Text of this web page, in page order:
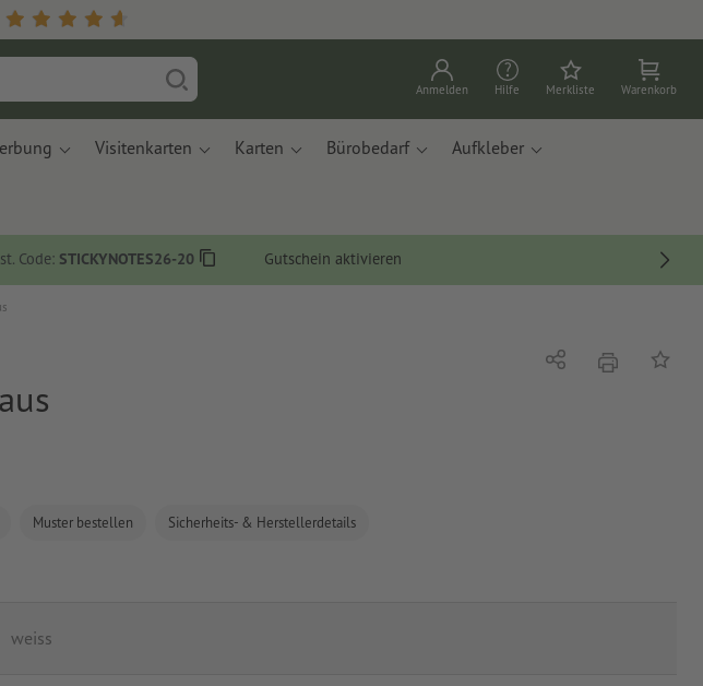
Anmelden Hilfe Merkliste Warenkorb
Visitenkarten Karten Bürobedarf Aufkleber
Code: STICKYNOTES26-20 Gutschein aktivieren
Muster bestellen Sicherheits- & Herstellerdetails
Teilen DruckenAuf
weiss